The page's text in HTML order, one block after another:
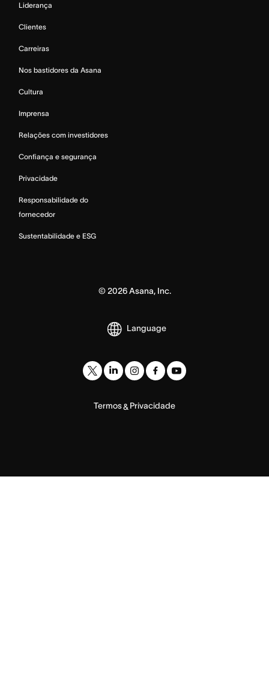
Liderança
Clientes
Carreiras
Nos bastidores da Asana
Cultura
Imprensa
Relações com investidores
Confiança e segurança
Privacidade
Responsabilidade do
fornecedor
Sustentabilidade e ESG
© 2026Asana, Inc.
Language
Termos& Privacidade